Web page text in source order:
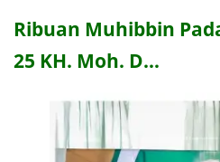
Ribuan Muhibbin
25 KH. Moh. D…